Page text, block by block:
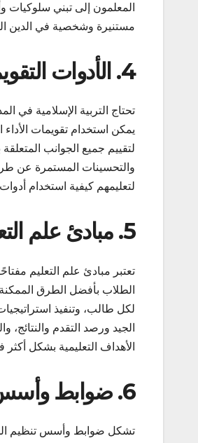
المعلمون إلى تبني سلوكيات
مستنيرة وشخصية في الدين
4. الأدوات التقويمية المستخدمة في تدريس التربية الإسلامية
تحتاج التربية الإسلامية في
يمكن استخدام تقويمات
لتقييم جميع الجوانب
والتحسينات المستمرة عن
لتعليمهم كيفية استخدام
5. مبادئ علم التعليم وتطبيقاتها في تدريس التربية الإسلامية
تعتبر مبادئ علم التعليم
الطلاب بأفضل الطرق
لكل طالب، وتنفيذ
الجيد ورصد التقدم
الأهداف التعليمية بشكل أكثر
6. ضوابط وأسس تنظيم الدروس الدينية
تشكل ضوابط وأسس تنظيم